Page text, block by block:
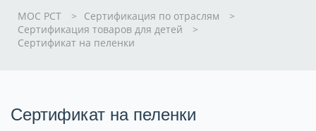
МОС РСТ > Сертификация по отраслям
>
Сертификация товаров для детей
>
Сертификат на пеленки
Сертификат на пеленки